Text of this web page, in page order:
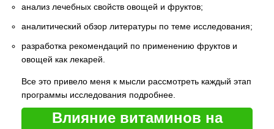
анализ лечебных свойств овощей и фруктов;
аналитический обзор литературы по теме исследования;
разработка рекомендаций по применению фруктов и
овощей как лекарей.
Все это привело меня к мысли рассмотреть каждый этап
программы исследования подробнее.
Влияние витаминов на